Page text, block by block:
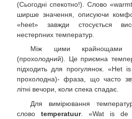
(Сьогодні спекотно!). Слово
ширше значення, описуючи
«heet» завжди стосується
нестерпних температур.
Між цими крайнощами
(прохолодний). Це приємна
підходить для прогулянок. «Het
прохолодна)- фраза, що часто
літні вечори, коли спека спадає.
Для вимірювання
слово temperatuur. «Wat is de